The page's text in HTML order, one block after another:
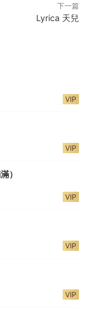
下一篇
Lyrica 天兒
VIP
VIP
）
VIP
VIP
VIP